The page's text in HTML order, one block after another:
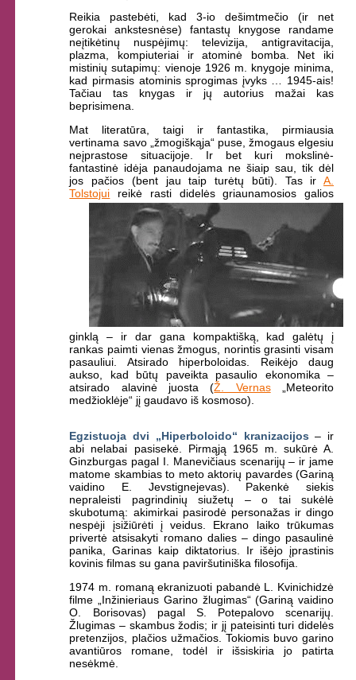
Reikia pastebėti, kad 3-io dešimtmečio (ir net
gerokai ankstesnėse) fantastų knygose randame
neįtikėtinų nuspėjimų: televizija, antigravitacija,
plazma, kompiuteriai ir atominė bomba. Net iki
mistinių sutapimų: vienoje 1926 m. knygoje minima,
kad pirmasis atominis sprogimas įvyks … 1945-ais!
Tačiau tas knygas ir jų autorius mažai kas
beprisimena.
Mat literatūra, taigi ir fantastika, pirmiausia
vertinama savo „žmogiškąja“ puse, žmogaus elgesiu
neįprastose situacijoje. Ir bet kuri mokslinė-
fantastinė idėja panaudojama ne šiaip sau, tik dėl
jos pačios (bent jau taip turėtų būti). Tas ir A.
Tolstojui reikė rasti didelėsgriaunamosios galios
ginklą – ir dar gana kompaktišką, kad galėtų į
rankas paimti vienas žmogus, norintis grasinti visam
pasauliui. Atsirado hiperboloidas. Reikėjo daug
aukso, kad būtų paveikta pasaulio ekonomika –
atsirado alavinė juosta (Ž. Vernas„Meteorito
medžioklėje“ jį gaudavo iš kosmoso).
Egzistuoja dvi „Hiperboloido“ kranizacijos – ir
abi nelabai pasisekė. Pirmąją 1965 m. sukūrė A.
Ginzburgas pagal I. Manevičiaus scenarijų – ir jame
matome skambias to meto aktorių pavardes (Gariną
vaidino E. Jevstignejevas). Pakenkė siekis
nepraleisti pagrindinių siužetų – o tai sukėlė
skubotumą: akimirkai pasirodė personažas ir dingo
nespėji įsižiūrėti į veidus. Ekrano laiko trūkumas
privertė atsisakyti romano dalies – dingo pasaulinė
panika, Garinas kaip diktatorius. Ir išėjo įprastinis
kovinis filmas su gana paviršutiniška filosofija.
1974 m. romaną ekranizuoti pabandė L. Kvinichidzė
filme „Inžinieriaus Garino žlugimas“ (Gariną vaidino
O. Borisovas) pagal S. Potepalovo scenarijų.
Žlugimas – skambus žodis; ir jį pateisinti turi didelės
pretenzijos, plačios užmačios. Tokiomis buvo garino
avantiūros romane, todėl ir išsiskiria jo patirta
nesėkmė.